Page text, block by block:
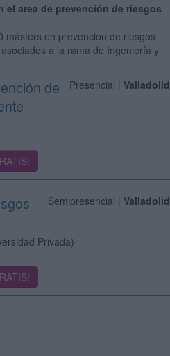
el area de prevención de riesgos
másters en prevención de riesgos
a la rama de Ingeniería y
Presencial |Valladolid
de
Semipresencial |Valladolid
Privada)